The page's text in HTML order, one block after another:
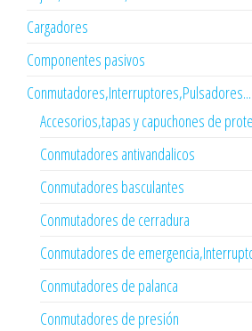
Cargadores
Componentes pasivos
Conmutadores,Interruptores,Pulsadores...
Accesorios,tapas y capuchones de
Conmutadores antivandalicos
Conmutadores basculantes
Conmutadores de cerradura
Conmutadores de
Conmutadores de palanca
Conmutadores de presión